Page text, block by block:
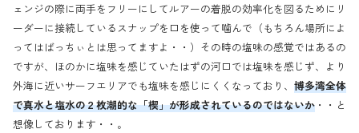
ェンジの際に両手をフリーにしてルアーの着脱の効率化を図るためにリ
ーダーに接続しているスナップを口を使って噛んで（もちろん場所によ
ってはばっちぃとは思ってますよ・・）その時の塩味の感覚ではあるの
ですが、ほのかに塩味を感じていたはずの河口では塩味を感じず、より
外海に近いサーフエリアでも塩味を感じにくくなっており、 博多湾全体
で真水と塩水の２枚潮的な「楔」が形成されているのではないか ・・と
想像しております・・。